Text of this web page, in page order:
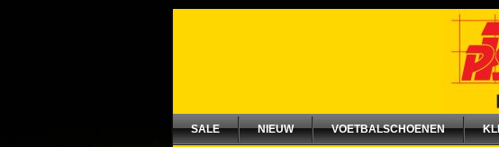
SALE NIEUW VOETBALSCHOENEN